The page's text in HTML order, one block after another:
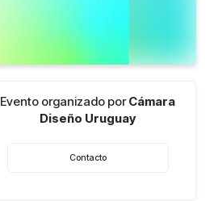
Evento organizado porCámara
Diseño Uruguay
Contacto